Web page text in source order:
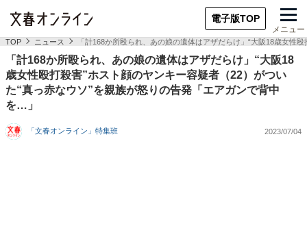
電子版TOP
メニュー
TOP ニュース 「計168か所殴られ、あの娘の遺体はアザだらけ」“大阪18歳女性
「計168か所殴られ、あの娘の遺体はアザだらけ」“大阪18
歳女性殴打殺害”ホスト顔のヤンキー容疑者（22）がつい
た“真っ赤なウソ”を親族が怒りの告発「エアガンで背中
を…」
「文春オンライン」特集班 2023/07/04